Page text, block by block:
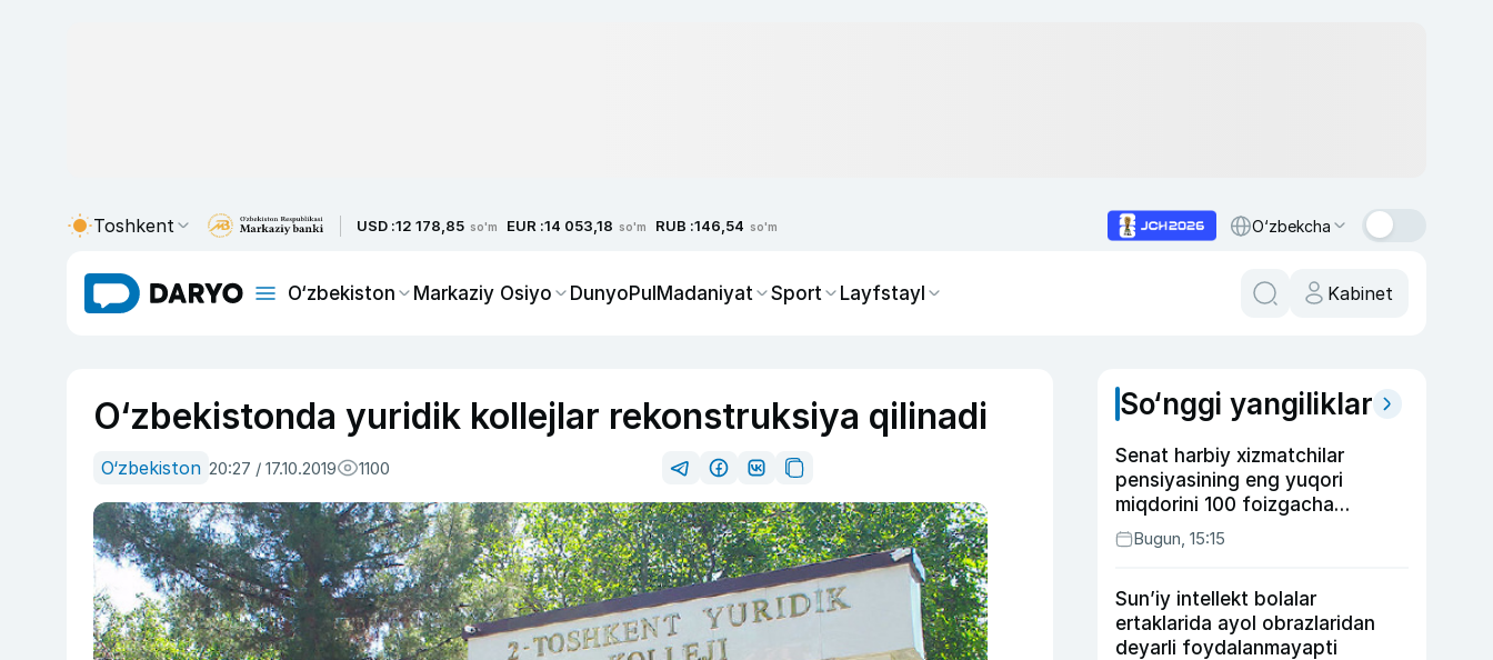
Toshkent USD :12 178,85 so'm EUR :14 053,18 so'm RUB :146,54 so'm O‘zbekcha
O‘zbekiston Markaziy Osiyo DunyoPulMadaniyat Sport Layfstayl Kabinet
O‘zbekistonda yuridik kollejlar rekonstruksiya qilinadi
O‘zbekiston 20:27 / 17.10.2019 1100
So‘nggi yangiliklar
Senat harbiy xizmatchilar
pensiyasining eng yuqori
miqdorini 100 foizgacha
oshirishni nazarda tutuvchi
qonunni ma’qulladi
Bugun, 15:15
Sun’iy intellekt bolalar
ertaklarida ayol obrazlaridan
deyarli foydalanmayapti